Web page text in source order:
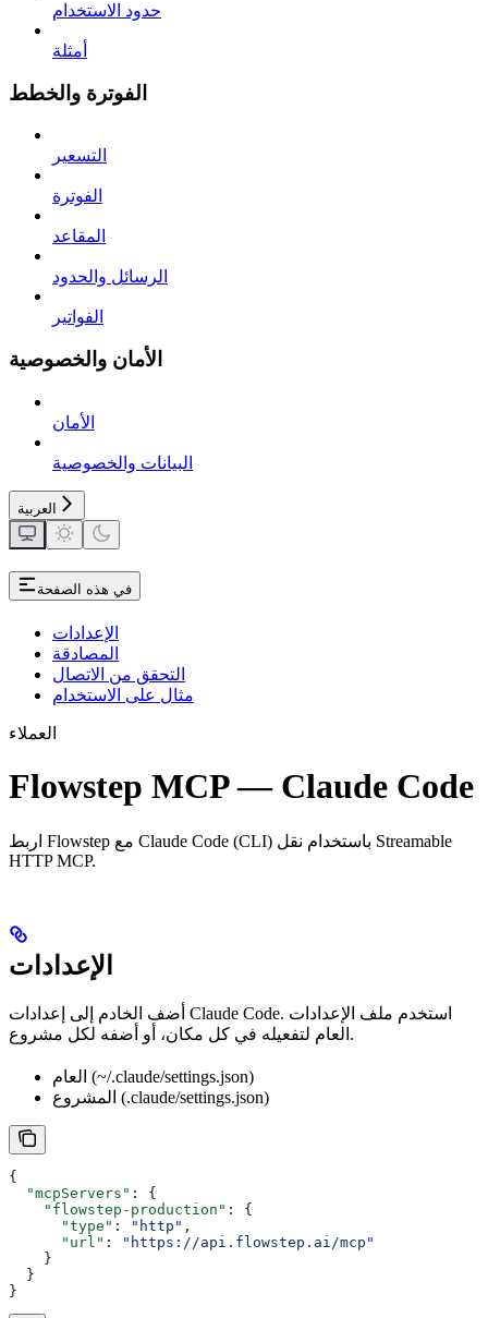
حدود الاستخدام
أمثلة
الفوترة والخطط
التسعير
الفوترة
المقاعد
الرسائل والحدود
الفواتير
الأمان والخصوصية
الأمان
البيانات والخصوصية
العربية
في هذه الصفحة
الإعدادات
المصادقة
التحقق من الاتصال
مثال على الاستخدام
العملاء
Flowstep MCP — Claude Code
اربط Flowstep مع Claude Code (CLI) باستخدام نقل Streamable
HTTP MCP.
الإعدادات
أضف الخادم إلى إعدادات Claude Code. استخدم ملف الإعدادات
العام لتفعيله في كل مكان، أو أضفه لكل مشروع.
العام (~/.claude/settings.json)
المشروع (.claude/settings.json)
{
  "mcpServers"
: {
    "flowstep-production"
: {
      "type"
: "http" ,
      "url"
:
"https://api.flowstep.ai/mcp"
    }
  }
}